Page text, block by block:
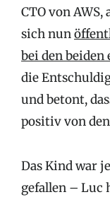
CTO von
sich nun
bei den
die
und betont,
positiv von
Das Kind war
gefallen – Luc